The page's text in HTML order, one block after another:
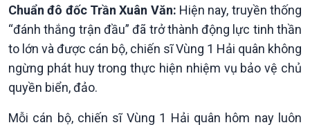
Quốc hội với cử tri
Xây dựng đảng
Đảng trong cuộc sống
Nhận diện sự thật
Pháp luật và đời sống
Hồ sơ sự kiện quốc tế
Thế giới & Việt Nam
Biên cương - Một dải vững
bền
Chuẩn đô đốc Trần Xuân Văn: Hiện nay, truyền thống
“đánh thắng trận đầu” đã trở thành động lực tinh thần
to lớn và được cán bộ, chiến sĩ Vùng 1 Hải quân không
ngừng phát huy trong thực hiện nhiệm vụ bảo vệ chủ
quyền biển, đảo.
Mỗi cán bộ, chiến sĩ Vùng 1 Hải quân hôm nay luôn